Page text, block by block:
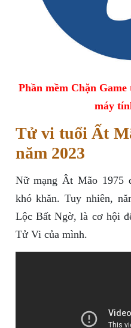
Phần mềm Chặn
máy
Tử vi tuổi Ất
năm 2023
Nữ mạng Ât Mão 1975
khó khăn. Tuy nhiên,
Lộc Bất Ngờ, là cơ hội
Tử Vi của mình.